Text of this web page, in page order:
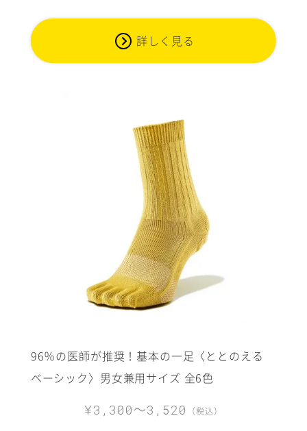
詳しく見る
96％の医師が推奨！基本の一足〈ととのえる
ベーシック〉男女兼用サイズ 全6色
¥3,300～3,520 （税込）